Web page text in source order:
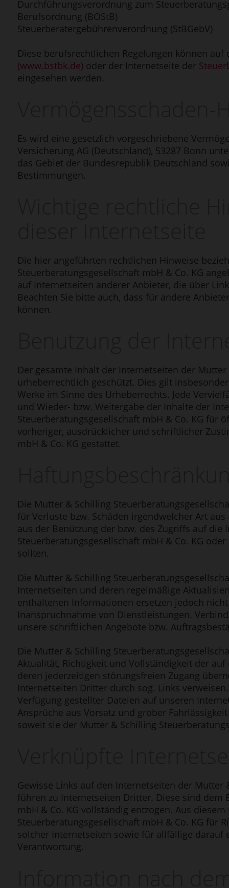
Durchführungsverordnung zum
Berufsordnung (BOStB)
Steuerberatergebührenverordnung (StBGebV)
Diese berufsrechtlichen Regelungen können
(www.bstbk.de) oder der Internetseite der
eingesehen werden.
Es wird eine gesetzlich vorgeschriebene
Versicherung AG (Deutschland), 53287 Bonn
das Gebiet der Bundesrepublik Deutschland
Bestimmungen.
Die hier angeführten rechtlichen Hinweise
Steuerberatungsgesellschaft mbH & Co. KG
auf Internetseiten anderer Anbieter, die über
Beachten Sie bitte auch, dass für andere
können.
Der gesamte Inhalt der Internetseiten der
urheberrechtlich geschützt. Dies gilt
Werke im Sinne des Urheberrechts. Jede
und Wieder- bzw. Weitergabe der Inhalte der
Steuerberatungsgesellschaft mbH & Co. KG
vorheriger, ausdrücklicher und schriftlicher
mbH & Co. KG gestattet.
Die Mutter & Schilling
für Verluste bzw. Schäden irgendwelcher Art
aus der Benützung der bzw. des Zugriffs auf
Steuerberatungsgesellschaft mbH & Co. KG
sollten.
Die Mutter & Schilling
Internetseiten und deren regelmäßige
enthaltenen Informationen ersetzen jedoch
Inanspruchnahme von Dienstleistungen.
unsere schriftlichen Angebote bzw.
Die Mutter & Schilling
Aktualität, Richtigkeit und Vollständigkeit der
deren jederzeitigen störungsfreien Zugang
Internetseiten Dritter durch sog. Links
Verfügung gestellter Dateien auf unseren
Ansprüche aus Vorsatz und grober
soweit sie der Mutter & Schilling
Gewisse Links auf den Internetseiten der Mutter
führen zu Internetseiten Dritter. Diese sind dem
mbH & Co. KG vollständig entzogen. Aus
Steuerberatungsgesellschaft mbH & Co. KG für
solcher Internetseiten sowie für allfällige darauf
Verantwortung.